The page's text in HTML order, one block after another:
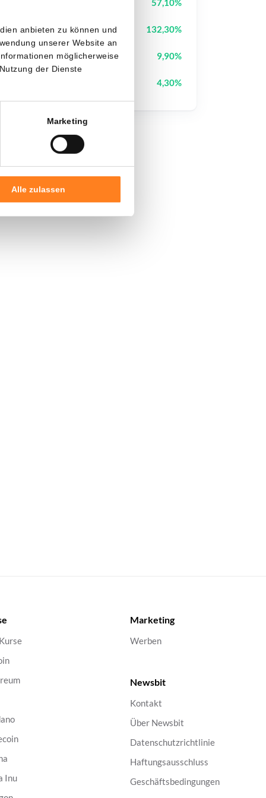
anbieten zu können und
unserer Website an
möglicherweise
der Dienste
Marketing
Alle zulassen
Bless BLESS 132,30%
Pi Network PI 9,90%
4,30%
Inu
Marketing
Werben
Newsbit
Kontakt
Über Newsbit
Datenschutzrichtlinie
Haftungsausschluss
Geschäftsbedingungen